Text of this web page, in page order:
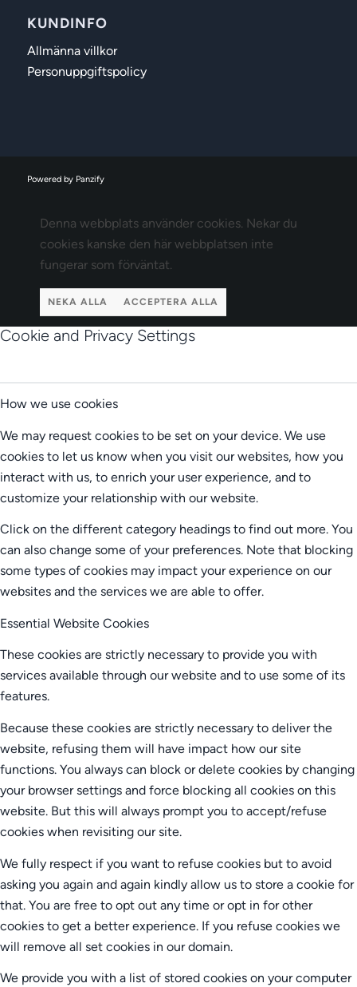
KUNDINFO
Allmänna villkor
Personuppgiftspolicy
Powered by Panzify
Denna webbplats använder cookies. Nekar du
cookies kanske den här webbplatsen inte
fungerar som förväntat.
NEKA ALLA ACCEPTERA ALLA
Cookie and Privacy Settings
How we use cookies
We may request cookies to be set on your device. We use
cookies to let us know when you visit our websites, how you
interact with us, to enrich your user experience, and to
customize your relationship with our website.
Click on the different category headings to find out more. You
can also change some of your preferences. Note that blocking
some types of cookies may impact your experience on our
websites and the services we are able to offer.
Essential Website Cookies
These cookies are strictly necessary to provide you with
services available through our website and to use some of its
features.
Because these cookies are strictly necessary to deliver the
website, refusing them will have impact how our site
functions. You always can block or delete cookies by changing
your browser settings and force blocking all cookies on this
website. But this will always prompt you to accept/refuse
cookies when revisiting our site.
We fully respect if you want to refuse cookies but to avoid
asking you again and again kindly allow us to store a cookie for
that. You are free to opt out any time or opt in for other
cookies to get a better experience. If you refuse cookies we
will remove all set cookies in our domain.
We provide you with a list of stored cookies on your computer